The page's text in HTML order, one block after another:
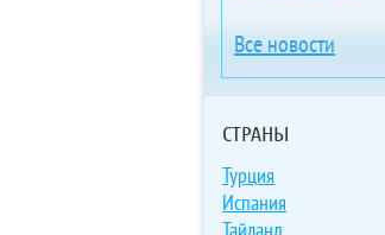
Все новости
СТРАНЫ
Турция
Испания